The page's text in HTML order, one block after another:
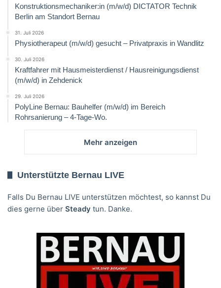
Konstruktionsmechaniker:in (m/w/d) DICTATOR Technik
Berlin am Standort Bernau
31. Juli 2026
Physiotherapeut (m/w/d) gesucht – Privatpraxis in Wandlitz
30. Juli 2026
Kraftfahrer mit Hausmeisterdienst / Hausreinigungsdienst
(m/w/d) in Zehdenick
29. Juli 2026
PolyLine Bernau: Bauhelfer (m/w/d) im Bereich
Rohrsanierung – 4-Tage-Wo.
Mehr anzeigen
Unterstützte Bernau LIVE
Falls Du Bernau LIVE unterstützen möchtest, so kannst Du
dies gerne über Steady tun. Danke.